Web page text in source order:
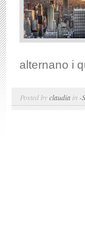
alternano i
Posted byclaudia in -